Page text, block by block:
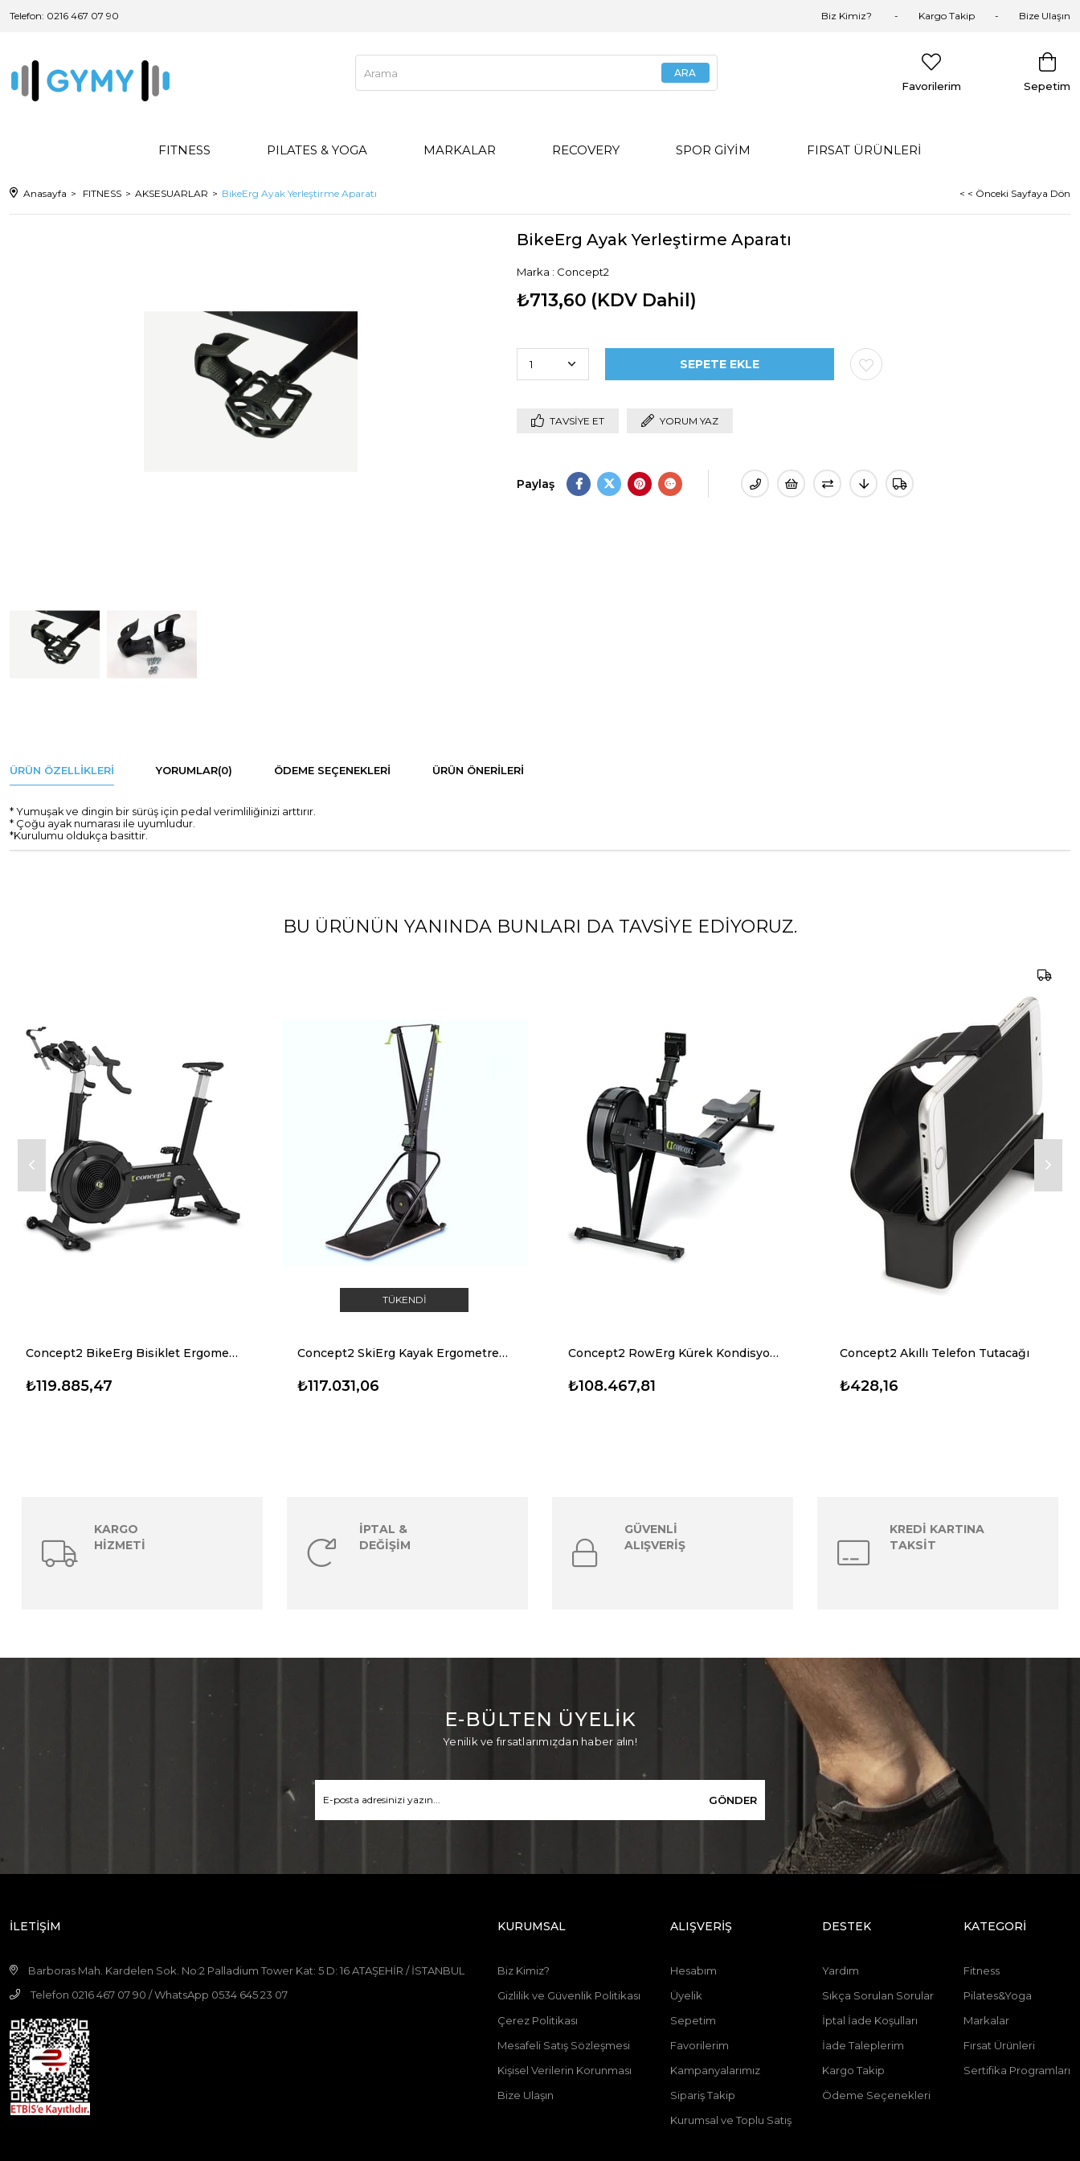
Telefon: 0216 467 07 90 Biz Kimiz? Kargo Takip Bize Ulaşın
Sepetim
Favorilerim
FITNESS PILATES & YOGA MARKALAR RECOVERY SPOR GİYİM FIRSAT ÜRÜNLERİ
Anasayfa FITNESS AKSESUARLAR BikeErg Ayak Yerleştirme Aparatı < < Önceki Sayfaya Dön
BikeErg Ayak Yerleştirme Aparatı
Marka : Concept2
₺713,60 (KDV Dahil)
TAVSIYE ET YORUM YAZ
Paylaş
ÜRÜN ÖZELLIKLERI YORUMLAR(0) ÖDEME SEÇENEKLERI ÜRÜN ÖNERILERI
* Yumuşak ve dingin bir sürüş için pedal verimliliğinizi arttırır.
* Çoğu ayak numarası ile uyumludur.
*Kurulumu oldukça basittir.
BU ÜRÜNÜN YANINDA BUNLARI DA TAVSIYE EDIYORUZ.
Concept2 BikeErg Bisiklet Ergometresi
₺119.885,47
TÜKENDI
Concept2 SkiErg Kayak Ergometresi (Standlı)
₺117.031,06
Concept2 RowErg Kürek Kondisyon Ekipmanı
₺108.467,81
Concept2 Akıllı Telefon Tutacağı
₺428,16
KARGO
HİZMETİ
İPTAL &
DEĞİŞİM
GÜVENLİ
ALIŞVERİŞ
KREDİ KARTINA
TAKSİT
E-BÜLTEN ÜYELİK
Yenilik ve fırsatlarımızdan haber alın!
GÖNDER
İLETİŞİM
Barboras Mah. Kardelen Sok. No:2 Palladium Tower Kat: 5 D: 16 ATAŞEHİR / İSTANBUL
Telefon 0216 467 07 90 / WhatsApp 0534 645 23 07
KURUMSAL
Biz Kimiz?
Gizlilik ve Güvenlik Politikası
Çerez Politikası
Mesafeli Satış Sözleşmesi
Kişisel Verilerin Korunması
Bize Ulaşın
ALIŞVERİŞ
Hesabım
Üyelik
Sepetim
Favorilerim
Kampanyalarımız
Sipariş Takip
Kurumsal ve Toplu Satış
DESTEK
Yardım
Sıkça Sorulan Sorular
İptal İade Koşulları
İade Taleplerim
Kargo Takip
Ödeme Seçenekleri
KATEGORİ
Fitness
Pilates&Yoga
Markalar
Fırsat Ürünleri
Sertifika Programları